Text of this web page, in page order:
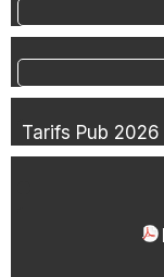
Tarifs Pub 2026